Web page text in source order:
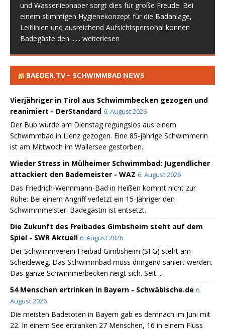
und Wasserliebhaber sorgt dies für große Freude. Bei
einem stimmigen Hygienekonzept für die Badanlage,
Leitlinien und ausreichend Aufsichtspersonal können
Badegäste den ...... weiterlesen
BAEDER.TV – SCHWIMMBAD NEWS
Vierjähriger in Tirol aus Schwimmbecken gezogen und
reanimiert - DerStandard 6. August 2026
Der Bub wurde am Dienstag regungslos aus einem
Schwimmbad in Lienz gezogen. Eine 85-jährige Schwimmerin
ist am Mittwoch im Wallersee gestorben.
Wieder Stress in Mülheimer Schwimmbad: Jugendlicher
attackiert den Bademeister - WAZ 6. August 2026
Das Friedrich-Wennmann-Bad in Heißen kommt nicht zur
Ruhe: Bei einem Angriff verletzt ein 15-Jähriger den
Schwimmmeister. Badegästin ist entsetzt.
Die Zukunft des Freibades Gimbsheim steht auf dem
Spiel - SWR Aktuell 6. August 2026
Der Schwimmverein Freibad Gimbsheim (SFG) steht am
Scheideweg. Das Schwimmbad muss dringend saniert werden.
Das ganze Schwimmerbecken neigt sich. Seit ...
54 Menschen ertrinken in Bayern - Schwäbische.de 6.
August 2026
Die meisten Badetoten in Bayern gab es demnach im Juni mit
22. In einem See ertranken 27 Menschen, 16 in einem Fluss